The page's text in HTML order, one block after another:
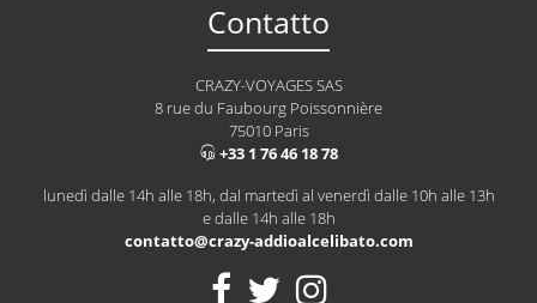
Contatto
CRAZY-VOYAGES SAS
8 rue du Faubourg Poissonnière
75010 Paris
+33 1 76 46 18 78
lunedì dalle 14h alle 18h, dal martedì al venerdì dalle 10h alle 13h
e dalle 14h alle 18h
contatto@crazy-addioalcelibato.com